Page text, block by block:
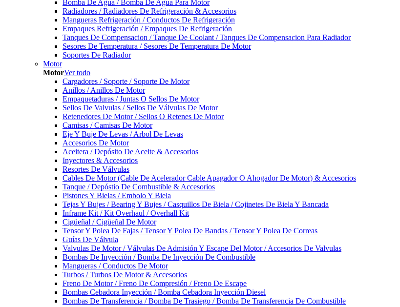
Bomba De Agua / Bomba De Agua Para Motor
Radiadores / Radiadores De Refrigeración & Accesorios
Mangueras Refrigeración / Conductos De Refrigeración
Empaques Refrigeración / Empaques De Refrigeración
Tanques De Compensacion / Tanque De Coolant / Tanques De Compensacion Para Radiador
Sesores De Temperatura / Sesores De Temperatura De Motor
Soportes De Radiador
Motor
MotorVer todo
Cargadores / Soporte / Soporte De Motor
Anillos / Anillos De Motor
Empaquetaduras / Juntas O Sellos De Motor
Sellos De Valvulas / Sellos De Válvulas De Motor
Retenedores De Motor / Sellos O Retenes De Motor
Camisas / Camisas De Motor
Eje Y Buje De Levas / Arbol De Levas
Accesorios De Motor
Aceitera / Depósito De Aceite & Accesorios
Inyectores & Accesorios
Resortes De Válvulas
Cables De Motor (Cable De Acelerador Cable Apagador O Ahogador De Motor) & Accesorios
Tanque / Depóstio De Combustible & Accesorios
Pistones Y Bielas / Embolo Y Biela
Tejas Y Bujes / Bearing Y Bujes / Casquillos De Biela / Cojinetes De Biela Y Bancada
Inframe Kit / Kit Overhaul / Overhall Kit
Cigüeñal / Cigüeñal De Motor
Tensor Y Polea De Fajas / Tensor Y Polea De Bandas / Tensor Y Polea De Correas
Guías De Válvula
Valvulas De Motor / Válvulas De Admisión Y Escape Del Motor / Accesorios De Valvulas
Bombas De Inyección / Bomba De Inyección De Combustible
Mangueras / Conductos De Motor
Turbos / Turbos De Motor & Accesorios
Freno De Motor / Freno De Compresión / Freno De Escape
Bombas Cebadora Inyección / Bomba Cebadora Inyección Diesel
Bombas De Transferencia / Bomba De Trasiego / Bomba De Transferencia De Combustible